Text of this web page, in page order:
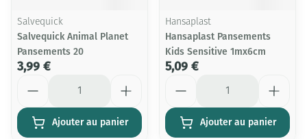
Salvequick
Salvequick Animal Planet
Pansements 20
3,99 €
Ajouter au panier
Hansaplast
Hansaplast Pansements
Kids Sensitive 1mx6cm
5,09 €
Ajouter au panier